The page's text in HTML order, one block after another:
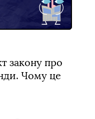
закону про
Чому це